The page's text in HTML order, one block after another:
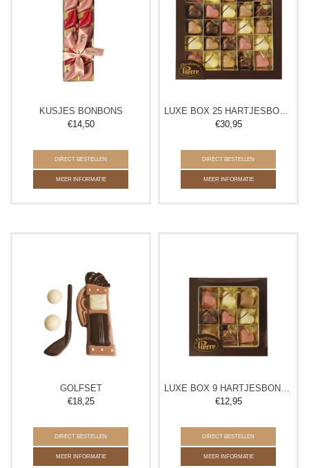
KUSJES BONBONS
€14,50
DIRECT BESTELLEN
MEER INFORMATIE
LUXE BOX 25 HARTJESBONBONS
€30,95
DIRECT BESTELLEN
MEER INFORMATIE
GOLFSET
€18,25
DIRECT BESTELLEN
MEER INFORMATIE
LUXE BOX 9 HARTJESBONBONS
€12,95
DIRECT BESTELLEN
MEER INFORMATIE